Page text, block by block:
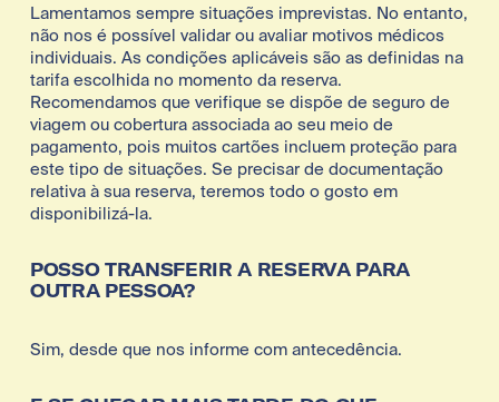
Lamentamos sempre situações imprevistas. No entanto,
não nos é possível validar ou avaliar motivos médicos
individuais. As condições aplicáveis são as definidas na
tarifa escolhida no momento da reserva.
Recomendamos que verifique se dispõe de seguro de
viagem ou cobertura associada ao seu meio de
pagamento, pois muitos cartões incluem proteção para
este tipo de situações. Se precisar de documentação
relativa à sua reserva, teremos todo o gosto em
disponibilizá-la.
POSSO TRANSFERIR A RESERVA PARA
OUTRA PESSOA?
Sim, desde que nos informe com antecedência.